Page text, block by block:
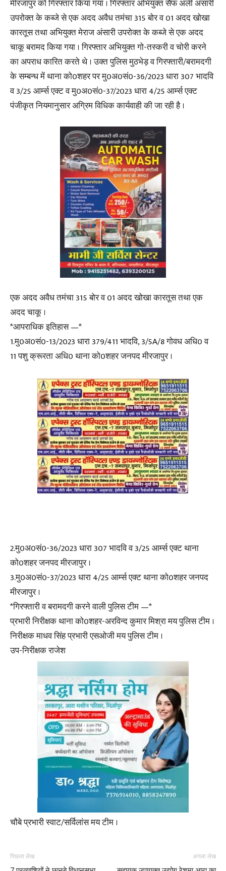
मीरजापुर को गिरफ्तार किया गया । गिरफ्तार अभियुक्त सैफ अली अंसारी
उपरोक्त के कब्जे से एक अदद अवैध तमंचा 315 बोर व 01 अदद खोखा
कारतूस तथा अभियुक्त मेराज अंसारी उपरोक्त के कब्जे से एक अदद
चाकू बरामद किया गया । गिरफ्तार अभियुक्त गो-तस्करी व चोरी करने
का अपराध कारित करते थे । उक्त पुलिस मुठभेड़ व गिरफ्तारी/बरामदगी
के सम्बन्ध में थाना को0शहर पर मु0अ0सं0-36/2023 धारा 307 भादवि
व 3/25 आर्म्स एक्ट व मु0अ0सं0-37/2023 धारा 4/25 आर्म्स एक्ट
पंजीकृत नियमानुसार अग्रिम विधिक कार्यवाही की जा रही है ।
एक अदद अवैध तमंचा 315 बोर व 01 अदद खोखा कारतूस तथा एक
अदद चाकू ।
*आपराधिक इतिहास —*
1.मु0अ0सं0-13/2023 धारा 379/411 भादवि, 3/5A/8 गोवध अधि0 व
11 पशु क्रूरता अधि0 थाना को0शहर जनपद मीरजापुर ।
2.मु0अ0सं0-36/2023 धारा 307 भादवि व 3/25 आर्म्स एक्ट थाना
को0शहर जनपद मीरजापुर ।
3.मु0अ0सं0-37/2023 धारा 4/25 आर्म्स एक्ट थाना को0शहर जनपद
मीरजापुर ।
*गिरफ्तारी व बरामदगी करने वाली पुलिस टीम —*
प्रभारी निरीक्षक थाना को0शहर-अरविन्द कुमार मिश्रा मय पुलिस टीम ।
निरीक्षक माधव सिंह प्रभारी एसओजी मय पुलिस टीम ।
उप-निरीक्षक राजेश
चौबे प्रभारी स्वाट/सर्विलांस मय टीम ।
पिछला लेख अगला लेख